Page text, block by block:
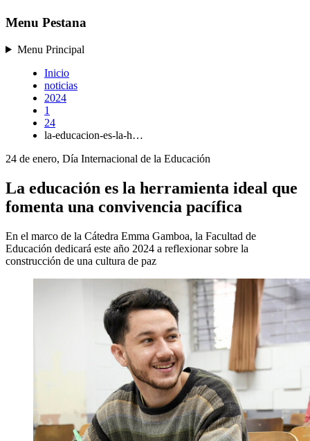
Menu Pestana
Menu Principal
Inicio
noticias
2024
1
24
la-educacion-es-la-h…
24 de enero, Día Internacional de la Educación
La educación es la herramienta ideal que
fomenta una convivencia pacífica
En el marco de la Cátedra Emma Gamboa, la Facultad de
Educación dedicará este año 2024 a reflexionar sobre la
construcción de una cultura de paz